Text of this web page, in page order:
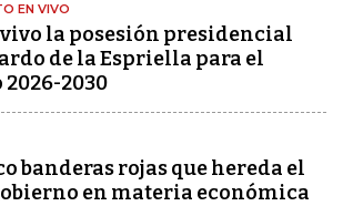
EN VIVO
vivo la posesión presidencial
de la Espriella para el
2030
banderas rojas que hereda el
en materia económica